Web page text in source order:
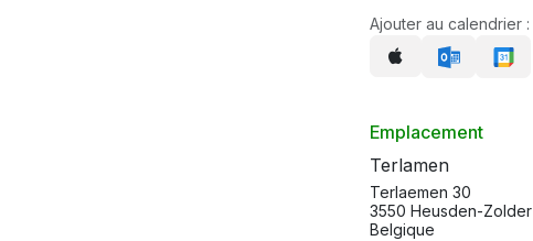
Ajouter au calendrier :
Emplacement
Terlamen
Terlaemen 30
3550 Heusden-Zolder
Belgique